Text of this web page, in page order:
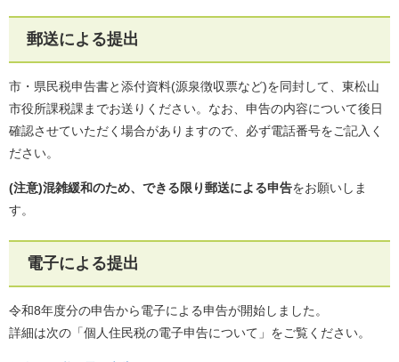
郵送による提出
市・県民税申告書と添付資料(源泉徴収票など)を同封して、東松山
市役所課税課までお送りください。なお、申告の内容について後日
確認させていただく場合がありますので、必ず電話番号をご記入く
ださい。
(注意)混雑緩和のため、 できる限り郵送による申告をお願いしま
す。
電子による提出
令和8年度分の申告から電子による申告が開始しました。
詳細は次の「個人住民税の電子申告について」をご覧ください。